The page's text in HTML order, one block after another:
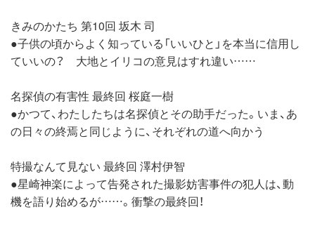
きみのかたち 第10回 坂木 司
●子供の頃からよく知っている「いいひと」を本当に信用し
ていいの？ 大地とイリコの意見はすれ違い……
名探偵の有害性 最終回 桜庭一樹
●かつて、わたしたちは名探偵とその助手だった。いま、あ
の日々の終焉と同じように、それぞれの道へ向かう
特撮なんて見ない 最終回 澤村伊智
●星崎神楽によって告発された撮影妨害事件の犯人は、動
機を語り始めるが……。衝撃の最終回！